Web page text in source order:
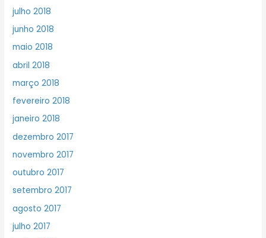
julho 2018
junho 2018
maio 2018
abril 2018
março 2018
fevereiro 2018
janeiro 2018
dezembro 2017
novembro 2017
outubro 2017
setembro 2017
agosto 2017
julho 2017